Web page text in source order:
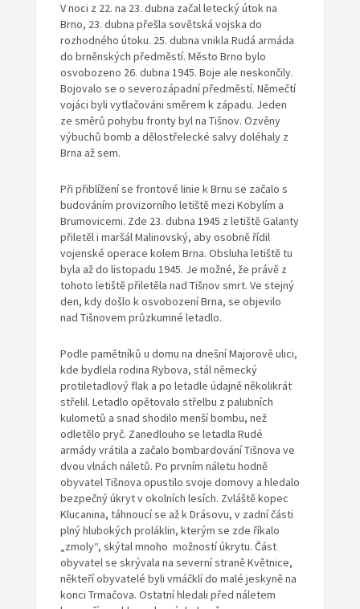
V noci z 22. na 23. dubna začal letecký útok na
Brno, 23. dubna přešla sovětská vojska do
rozhodného útoku. 25. dubna vnikla Rudá armáda
do brněnských předměstí. Město Brno bylo
osvobozeno 26. dubna 1945. Boje ale neskončily.
Bojovalo se o severozápadní předměstí. Němečtí
vojáci byli vytlačováni směrem k západu. Jeden
ze směrů pohybu fronty byl na Tišnov. Ozvěny
výbuchů bomb a dělostřelecké salvy doléhaly z
Brna až sem.
Při přiblížení se frontové linie k Brnu se začalo s
budováním provizorního letiště mezi Kobylím a
Brumovicemi. Zde 23. dubna 1945 z letiště Galanty
přiletěl i maršál Malinovský, aby osobně řídil
vojenské operace kolem Brna. Obsluha letiště tu
byla až do listopadu 1945. Je možné, že právě z
tohoto letiště přiletěla nad Tišnov smrt. Ve stejný
den, kdy došlo k osvobození Brna, se objevilo
nad Tišnovem průzkumné letadlo.
Podle pamětníků u domu na dnešní Majorově ulici,
kde bydlela rodina Rybova, stál německý
protiletadlový flak a po letadle údajně několikrát
střelil. Letadlo opětovalo střelbu z palubních
kulometů a snad shodilo menší bombu, než
odletělo pryč. Zanedlouho se letadla Rudé
armády vrátila a začalo bombardování Tišnova ve
dvou vlnách náletů. Po prvním náletu hodně
obyvatel Tišnova opustilo svoje domovy a hledalo
bezpečný úkryt v okolních lesích. Zvláště kopec
Klucanina, táhnoucí se až k Drásovu, v zadní části
plný hlubokých proláklin, kterým se zde říkalo
„zmoly“, skýtal mnoho možností úkrytu. Část
obyvatel se skrývala na severní straně Květnice,
někteří obyvatelé byli vmáčklí do malé jeskyně na
konci Trmačova. Ostatní hledali před náletem